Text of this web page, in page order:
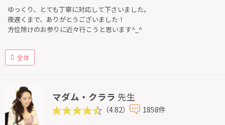
ゆっくり、とても丁寧に対応して下さいました。
夜遅くまで、ありがとうございました！
方位除けのお参りに近々行こうと思います^_^
全体
マダム・クララ 先生
（4.82） 1858件